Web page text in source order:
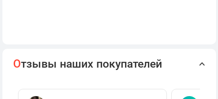
Отзывы наших покупателей